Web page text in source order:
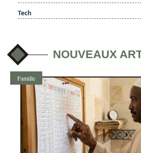
Tech
NOUVEAUX
Famille